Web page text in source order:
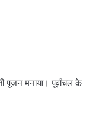
पूजन मनाया। पूर्वांचल के